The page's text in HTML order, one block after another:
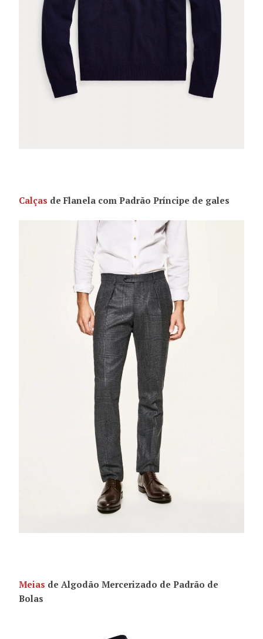
Calças de Flanela com Padrão Príncipe de gales
Meias de Algodão Mercerizado de Padrão de
Bolas